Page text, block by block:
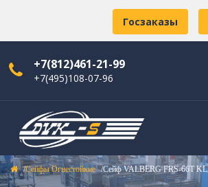
Госзаказы
+7(812)461-21-99
+7(495)108-07-96
Сейфы Огнестойкие Сейф VALBERG FRS-66T KL